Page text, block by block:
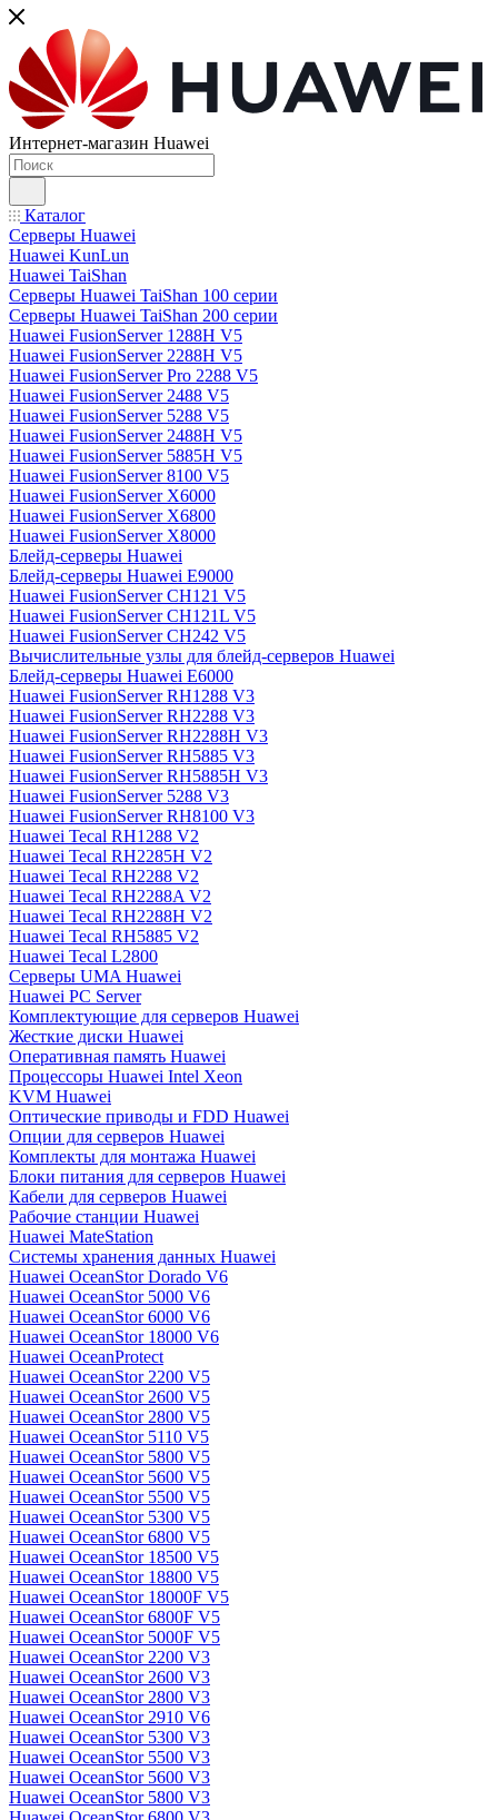
Интернет-магазин Huawei
Каталог
Серверы Huawei
Huawei KunLun
Huawei TaiShan
Серверы Huawei TaiShan 100 серии
Серверы Huawei TaiShan 200 серии
Huawei FusionServer 1288H V5
Huawei FusionServer 2288H V5
Huawei FusionServer Pro 2288 V5
Huawei FusionServer 2488 V5
Huawei FusionServer 5288 V5
Huawei FusionServer 2488H V5
Huawei FusionServer 5885H V5
Huawei FusionServer 8100 V5
Huawei FusionServer X6000
Huawei FusionServer X6800
Huawei FusionServer X8000
Блейд-серверы Huawei
Блейд-серверы Huawei E9000
Huawei FusionServer CH121 V5
Huawei FusionServer CH121L V5
Huawei FusionServer CH242 V5
Вычислительные узлы для блейд-серверов Huawei
Блейд-серверы Huawei E6000
Huawei FusionServer RH1288 V3
Huawei FusionServer RH2288 V3
Huawei FusionServer RH2288H V3
Huawei FusionServer RH5885 V3
Huawei FusionServer RH5885H V3
Huawei FusionServer 5288 V3
Huawei FusionServer RH8100 V3
Huawei Tecal RH1288 V2
Huawei Tecal RH2285H V2
Huawei Tecal RH2288 V2
Huawei Tecal RH2288A V2
Huawei Tecal RH2288H V2
Huawei Tecal RH5885 V2
Huawei Tecal L2800
Серверы UMA Huawei
Huawei PC Server
Комплектующие для серверов Huawei
Жесткие диски Huawei
Оперативная память Huawei
Процессоры Huawei Intel Xeon
KVM Huawei
Оптические приводы и FDD Huawei
Опции для серверов Huawei
Комплекты для монтажа Huawei
Блоки питания для серверов Huawei
Кабели для серверов Huawei
Рабочие станции Huawei
Huawei MateStation
Системы хранения данных Huawei
Huawei OceanStor Dorado V6
Huawei OceanStor 5000 V6
Huawei OceanStor 6000 V6
Huawei OceanStor 18000 V6
Huawei OceanProtect
Huawei OceanStor 2200 V5
Huawei OceanStor 2600 V5
Huawei OceanStor 2800 V5
Huawei OceanStor 5110 V5
Huawei OceanStor 5800 V5
Huawei OceanStor 5600 V5
Huawei OceanStor 5500 V5
Huawei OceanStor 5300 V5
Huawei OceanStor 6800 V5
Huawei OceanStor 18500 V5
Huawei OceanStor 18800 V5
Huawei OceanStor 18000F V5
Huawei OceanStor 6800F V5
Huawei OceanStor 5000F V5
Huawei OceanStor 2200 V3
Huawei OceanStor 2600 V3
Huawei OceanStor 2800 V3
Huawei OceanStor 2910 V6
Huawei OceanStor 5300 V3
Huawei OceanStor 5500 V3
Huawei OceanStor 5600 V3
Huawei OceanStor 5800 V3